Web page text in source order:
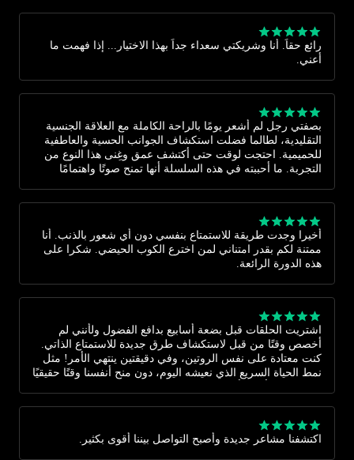
رائع حقاً. أنا وشريكتي سعداء جداً بهذا الاختيار... إذا فهمت ما
أعني.
بصفتي رجل لم أشعر يومًا بالراحة الكاملة مع العلاقة الجنسية
التقليدية، لطالما فضلت استكشاف الجوانب الحسية والعاطفية
للحميمية. احتجت لوقت حتى أكتشف عمق وغِنى هذا النوع من
التجربة. ما أحببته في هذه السلسلة أنها تمنح صوتًا واهتمامًا
تجربة أكثر وعيًا وثراءً. شكرًا.
أخيرا وجدت طريقة للاستمتاع بنفسي دون أي شعور بالذنب. أنا
ممتنة لكم بقدر امتناني لمن اخترع الكوب الحيضي. شكرا على
هذه الدورة الرائعة.
اشتريت الحلقات قبل بضعة أسابيع بدافع الفضول ولأنني لم
أخصص وقتًا من قبل لاستكشاف طرق جديدة للاستمتاع الذاتي.
كنت معتادة على نفس الروتين، وفي دقيقتين ينتهي الأمر! مثل
نمط الحياة السريع الذي نعيشه اليوم، دون منح أنفسنا وقتًا حقيقيًا
لديهم انفتاح كبير حول الجنس، ننسى أحيانًا ضرورة استكشاف
الذات بعمق. شكرًا لكم على هذه الفيديوهات الرائعة والتنبيه
اكتشفنا مشاعر جديدة وأصبح التواصل بيننا أقوى بكثير.